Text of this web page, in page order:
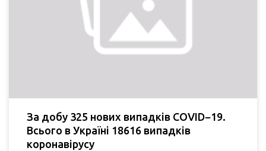
За добу 325 нових випадків COVID−19.
Всього в Україні 18616 випадків
коронавірусу